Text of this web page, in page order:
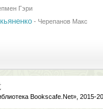
Гэри
- Черепанов Макс
Bookscafe.Net», 2015-